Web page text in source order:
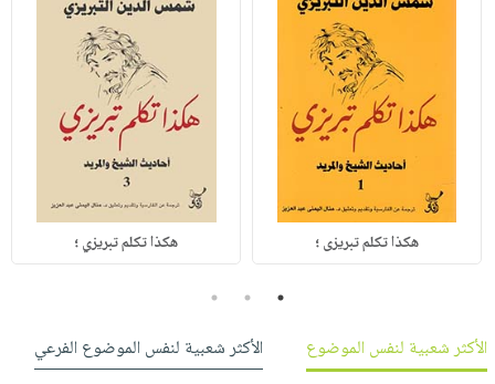
هكذا تكلم تبريزى ؛ هكذا تكلم تبريزي ؛
1
2
3
الأكثر شعبية لنفس الموضوع
الأكثر شعبية لنفس الموضوع الفرعي